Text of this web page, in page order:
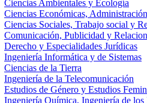
Ciencias Ambientales y Ecología
Ciencias Económicas,
Ciencias Sociales, Trabajo social y
Comunicación, Publicidad y
Derecho y Especialidades Jurídicas
Ingeniería Informática y de Sistemas
Ciencias de la Tierra
Ingeniería de la Telecomunicación
Estudios de Género y Estudios
Ingeniería Química, Ingeniería de